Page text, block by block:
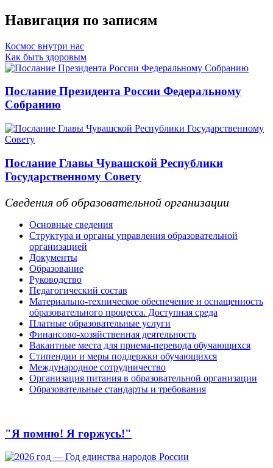
Навигация по записям
Космос внутри нас
Как быть здоровым
Послание Президента России Федеральному
Собранию
Послание Главы Чувашской Республики
Государственному Совету
Сведения об образовательной организации
Основные сведения
Структура и органы управления образовательной
организацией
Документы
Образование
Руководство
Педагогический состав
Материально-техническое обеспечение и оснащенность
образовательного процесса. Доступная среда
Платные образовательные услуги
Финансово-хозяйственная деятельность
Вакантные места для приема-перевода обучающихся
Стипендии и меры поддержки обучающихся
Международное сотрудничество
Организация питания в образовательной организации
Образовательные стандарты и требования
"Я помню! Я горжусь!"